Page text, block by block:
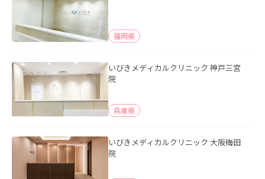
福岡県
いびきメディカルクリニック 神戸三宮
院
兵庫県
いびきメディカルクリニック 大阪梅田
院